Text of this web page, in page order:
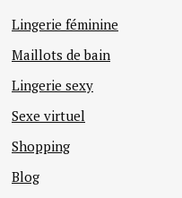
Lingerie féminine
Maillots de bain
Lingerie sexy
Sexe virtuel
Shopping
Blog